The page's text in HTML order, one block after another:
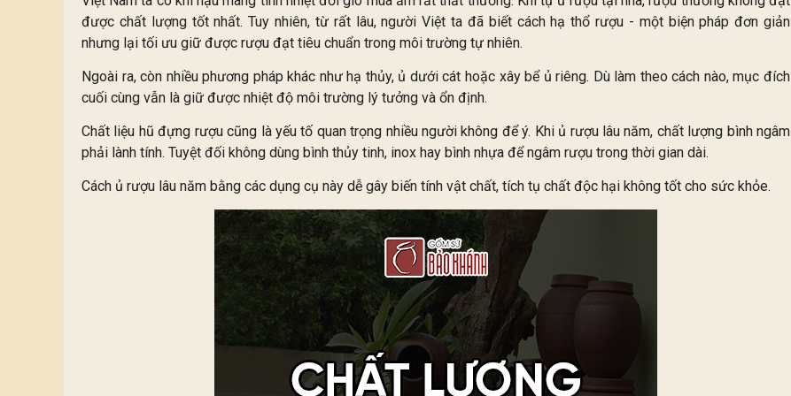
được chất lượng tốt nhất. Tuy nhiên, từ rất lâu, người Việt ta đã biết cách hạ thổ rượu - một biện pháp đơn giản
nhưng lại tối ưu giữ được rượu đạt tiêu chuẩn trong môi trường tự nhiên.
Ngoài ra, còn nhiều phương pháp khác như hạ thủy, ủ dưới cát hoặc xây bể ủ riêng. Dù làm theo cách nào, mục đích
cuối cùng vẫn là giữ được nhiệt độ môi trường lý tưởng và ổn định.
Chất liệu hũ đựng rượu cũng là yếu tố quan trọng nhiều người không để ý. Khi ủ rượu lâu năm, chất lượng bình ngâm
phải lành tính. Tuyệt đối không dùng bình thủy tinh, inox hay bình nhựa để ngâm rượu trong thời gian dài.
Cách ủ rượu lâu năm bằng các dụng cụ này dễ gây biến tính vật chất, tích tụ chất độc hại không tốt cho sức khỏe.